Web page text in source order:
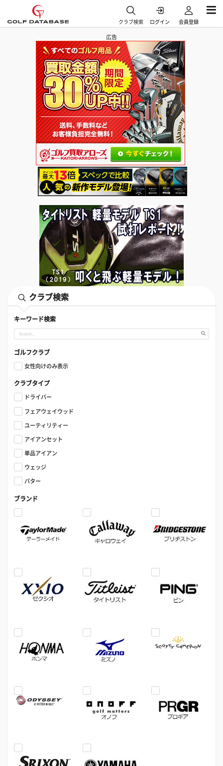
クラブ検索 ログイン 会員登録
広告
クラブ検索
キーワード検索
ゴルフクラブ
女性向けのみ表示
クラブタイプ
ドライバー
フェアウェイウッド
ユーティリティー
アイアンセット
単品アイアン
ウェッジ
パター
ブランド